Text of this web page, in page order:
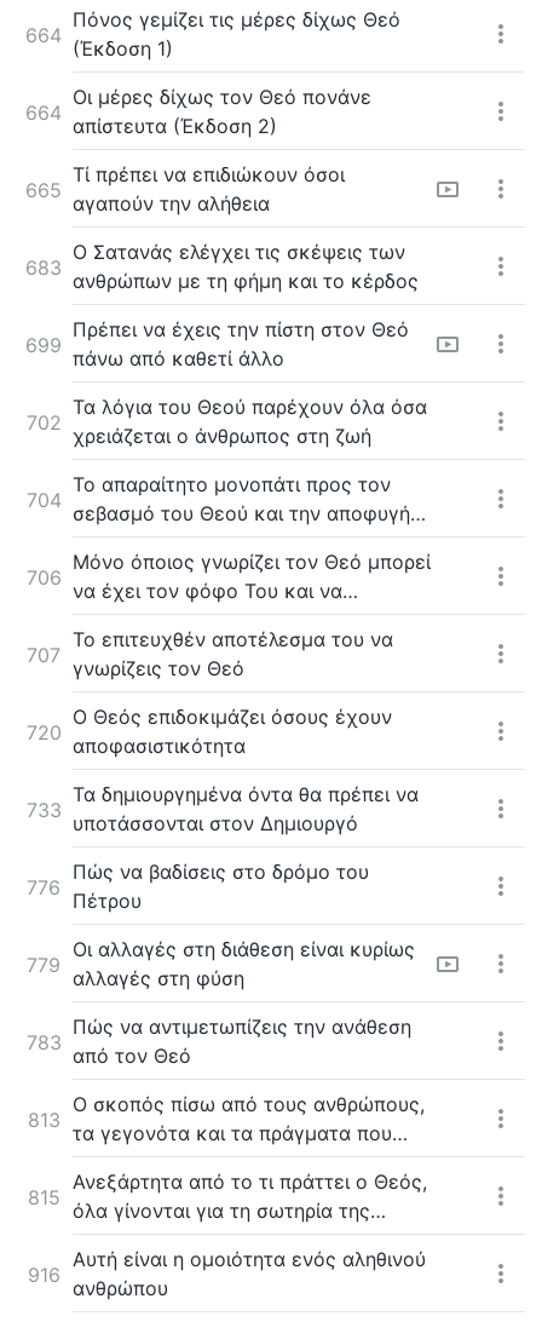
664
Πόνος γεμίζει τις μέρες δίχως Θεό
(Έκδοση 1)
664
Οι μέρες δίχως τον Θεό πονάνε
απίστευτα (Έκδοση 2)
665
Τί πρέπει να επιδιώκουν όσοι
αγαπούν την αλήθεια
683
Ο Σατανάς ελέγχει τις σκέψεις των
ανθρώπων με τη φήμη και το κέρδος
699
Πρέπει να έχεις την πίστη στον Θεό
πάνω από καθετί άλλο
702
Τα λόγια του Θεού παρέχουν όλα όσα
χρειάζεται ο άνθρωπος στη ζωή
704
Το απαραίτητο μονοπάτι προς τον
σεβασμό του Θεού και την αποφυγή
του κακού
706
Μόνο όποιος γνωρίζει τον Θεό μπορεί
να έχει τον φόφο Του και να
αποφεύγει το κακό
707
Το επιτευχθέν αποτέλεσμα του να
γνωρίζεις τον Θεό
720
Ο Θεός επιδοκιμάζει όσους έχουν
αποφασιστικότητα
733
Τα δημιουργημένα όντα θα πρέπει να
υποτάσσονται στον Δημιουργό
776
Πώς να βαδίσεις στο δρόμο του
Πέτρου
779
Οι αλλαγές στη διάθεση είναι κυρίως
αλλαγές στη φύση
783
Πώς να αντιμετωπίζεις την ανάθεση
από τον Θεό
813
Ο σκοπός πίσω από τους ανθρώπους,
τα γεγονότα και τα πράγματα που
ρυθμίζει ο Θεός γύρω από τον
άνθρωπο
815
Ανεξάρτητα από το τι πράττει ο Θεός,
όλα γίνονται για τη σωτηρία της
ανθρωπότητας
916
Αυτή είναι η ομοιότητα ενός αληθινού
ανθρώπου